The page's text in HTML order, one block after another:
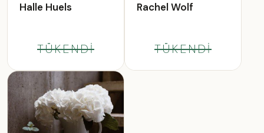
Halle Huels
TÜKENDİ
Rachel Wolf
TÜKENDİ